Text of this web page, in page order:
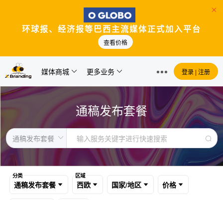
环球报、经济报等巴西主流媒体正式加入平台
查看价格
媒体商城 更多业务 登录 | 注册
通稿发布套餐
分类
通稿发布套餐
区域
西欧 国家/地区 价格